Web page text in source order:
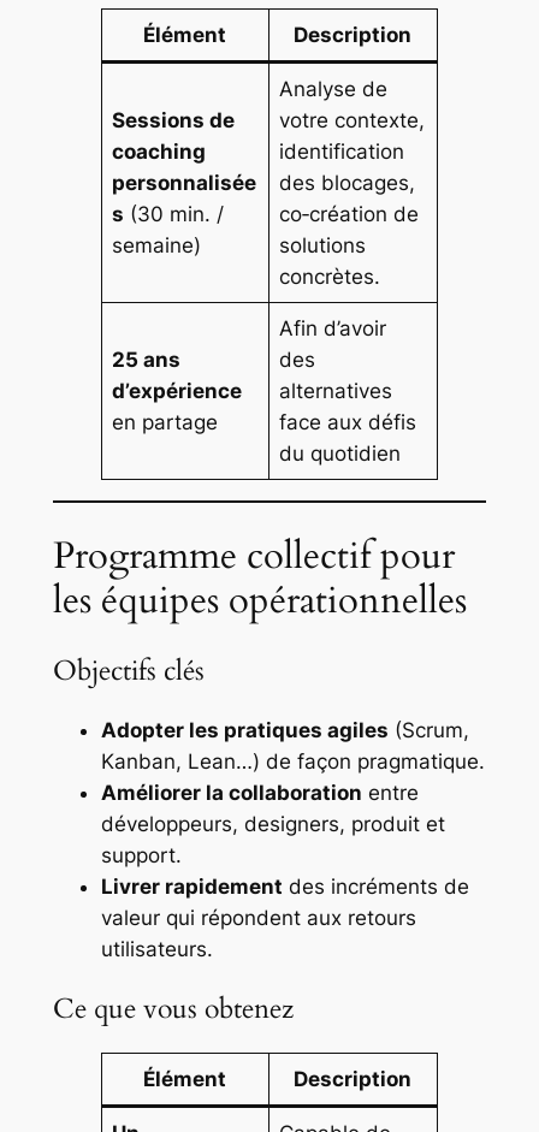
Élément Description
Sessions de
coaching
personnalisée
s (30 min. /
semaine)
Analyse de
votre contexte,
identification
des blocages,
co‑création de
solutions
concrètes.
25 ans
d’expérience
en partage
Afin d’avoir
des
alternatives
face aux défis
du quotidien
Programme collectif pour
les équipes opérationnelles
Objectifs clés
Adopter les pratiques agiles (Scrum,
Kanban, Lean…) de façon pragmatique.
Améliorer la collaboration entre
développeurs, designers, produit et
support.
Livrer rapidement des incréments de
valeur qui répondent aux retours
utilisateurs.
Ce que vous obtenez
Élément Description